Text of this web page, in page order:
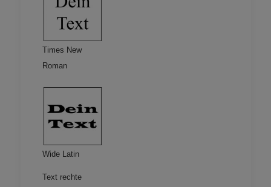
Times New
Roman
Wide Latin
Text rechte